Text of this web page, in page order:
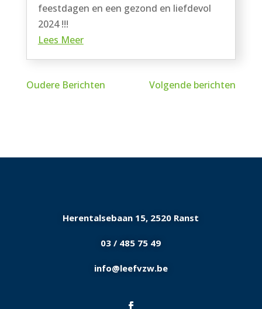
feestdagen en een gezond en liefdevol
2024 !!!
Lees Meer
Oudere Berichten Volgende berichten
Herentalsebaan 15, 2520 Ranst
03 / 485 75 49
info@leefvzw.be